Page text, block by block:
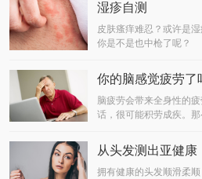
湿疹自测
皮肤瘙痒难忍？或许是
你是不是也中枪了呢？
你的脑感觉疲劳了
脑疲劳会带来全身性的
话，很可能积劳成疾。
从头发测出亚健康
拥有健康的头发顺滑柔